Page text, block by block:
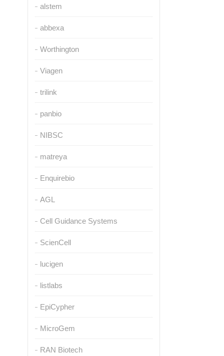
alstem
abbexa
Worthington
Viagen
trilink
panbio
NIBSC
matreya
Enquirebio
AGL
Cell Guidance Systems
ScienCell
lucigen
listlabs
EpiCypher
MicroGem
RAN Biotech